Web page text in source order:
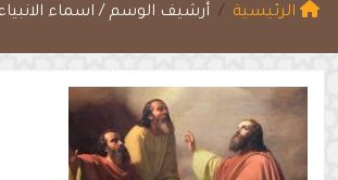
الرئيسية أرشيف الوسم / اسماء